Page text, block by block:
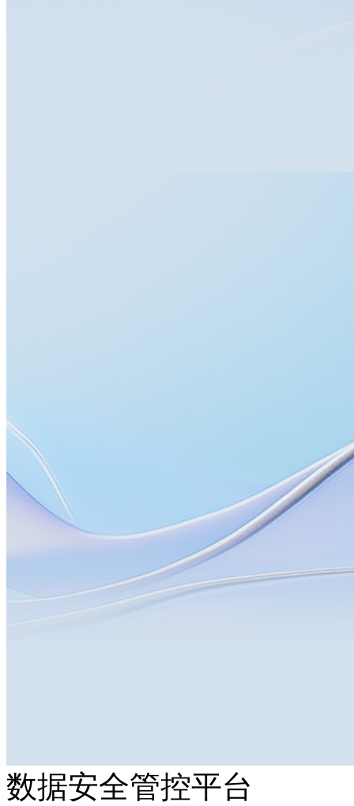
数据安全管控平台